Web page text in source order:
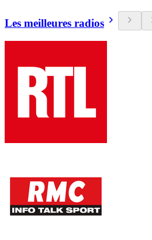
Les meilleures radios